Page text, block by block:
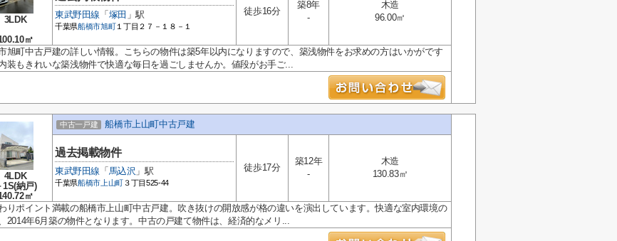
3LDK
㎡
東武野田線 「 塚田 」駅
千葉県船橋市旭町 １丁目２７－１８－１
徒歩16分
築8年
-
木造
96.00㎡
旭町中古戸建の詳しい情報。こちらの物件は築5年以内になりますので、築浅物件をお求めの方はいかがです
装もきれいな築浅物件で快適な毎日を過ごしませんか。値段がお手ご...
4LDK
1S(納戸)
㎡
中古一戸建 船橋市上山町中古戸建
過去掲載物件
東武野田線 「 馬込沢 」駅
千葉県船橋市上山町 ３丁目525-44
徒歩17分
築12年
-
木造
130.83㎡
りポイント満載の船橋市上山町中古戸建。吹き抜けの開放感が格の違いを演出しています。快適な室内環境の
2014年6月築の物件となります。中古の戸建て物件は、経済的なメリ...